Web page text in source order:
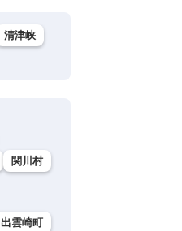
清津峡
関川村
出雲崎町